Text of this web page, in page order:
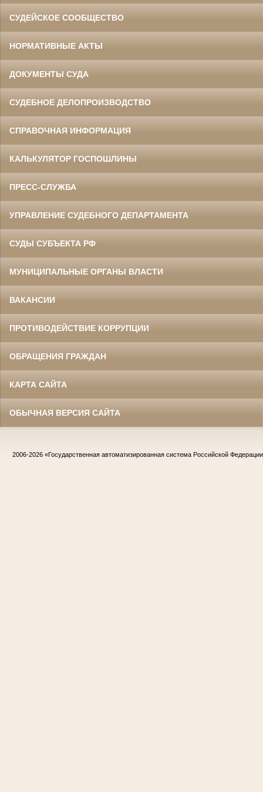
СУДЕЙСКОЕ СООБЩЕСТВО
НОРМАТИВНЫЕ АКТЫ
ДОКУМЕНТЫ СУДА
СУДЕБНОЕ ДЕЛОПРОИЗВОДСТВО
СПРАВОЧНАЯ ИНФОРМАЦИЯ
КАЛЬКУЛЯТОР ГОСПОШЛИНЫ
ПРЕСС-СЛУЖБА
УПРАВЛЕНИЕ СУДЕБНОГО ДЕПАРТАМЕНТА
СУДЫ СУБЪЕКТА РФ
МУНИЦИПАЛЬНЫЕ ОРГАНЫ ВЛАСТИ
ВАКАНСИИ
ПРОТИВОДЕЙСТВИЕ КОРРУПЦИИ
ОБРАЩЕНИЯ ГРАЖДАН
КАРТА САЙТА
ОБЫЧНАЯ ВЕРСИЯ САЙТА
2006-2026 «Государственная автоматизированная система Российской